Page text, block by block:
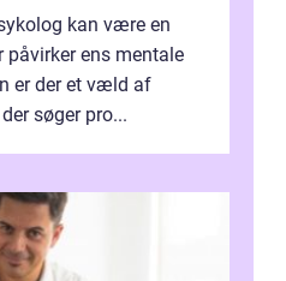
kan være en
ens mentale
er der et væld af
søger pro...